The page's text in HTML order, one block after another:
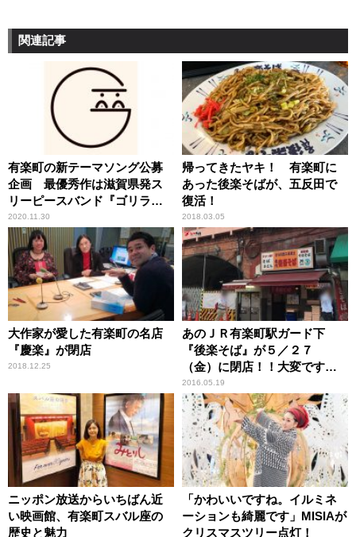
関連記事
有楽町の新テーマソング公募
企画 最優秀作は滋賀県発ス
リーピースバンド『ゴリラ祭
ーズ 』
2020.11.30
帰ってきたヤキ！ 有楽町に
あった後楽そばが、五反田で
復活！
2018.03.05
大作家が愛した有楽町の名店
『慶楽』が閉店
2018.12.25
あのＪＲ有楽町駅ガード下
『後楽そば』が５／２７
（金）に閉店！！大変です！
あなたも一度は食べたことあ
りますよね！？
2016.05.19
ニッポン放送からいちばん近
い映画館、有楽町スバル座の
歴史と魅力
「かわいいですね。イルミネ
ーションも綺麗です」MISIAが
クリスマスツリー点灯！